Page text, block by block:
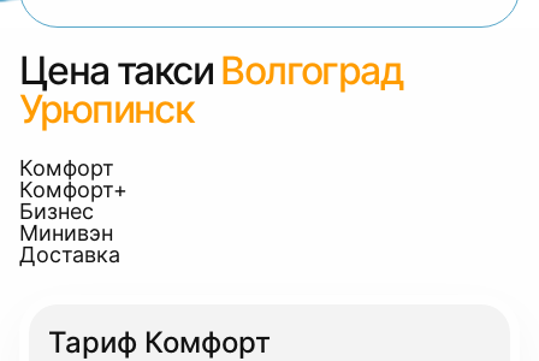
Цена такси Волгоград
Урюпинск
Комфорт
Комфорт+
Бизнес
Минивэн
Доставка
Тариф Комфорт